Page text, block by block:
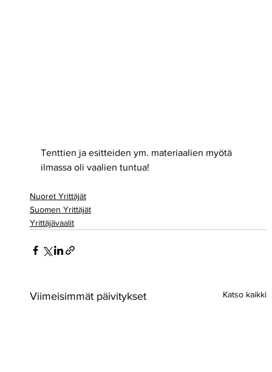
Tenttien ja esitteiden ym. materiaalien myötä
ilmassa oli vaalien tuntua!
Nuoret Yrittäjät
Suomen Yrittäjät
Yrittäjävaalit
Viimeisimmät päivitykset Katso kaikki